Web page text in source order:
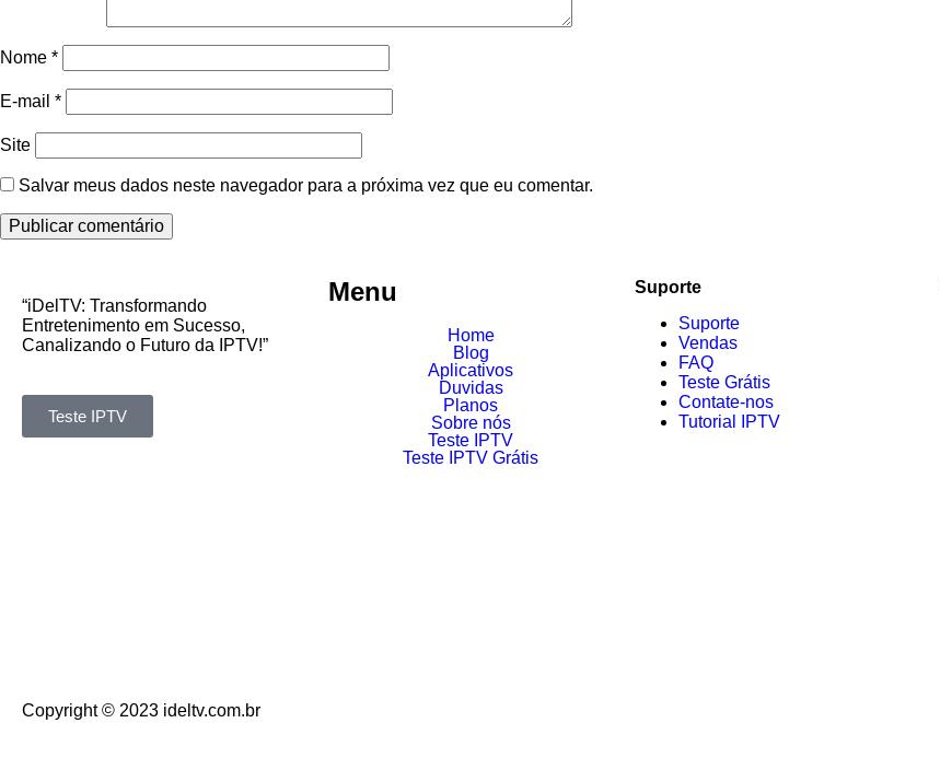
Nome *
E-mail *
Site
Salvar meus dados neste navegador para a próxima vez que eu comentar.
“iDelTV: Transformando
Entretenimento em Sucesso,
Canalizando o Futuro da IPTV!”
Teste IPTV
Menu
Home
Blog
Aplicativos
Duvidas
Planos
Sobre nós
Teste IPTV
Teste IPTV Grátis
Suporte
Suporte
Vendas
FAQ
Teste Grátis
Contate-nos
Tutorial IPTV
Copyright © 2023 ideltv.com.br